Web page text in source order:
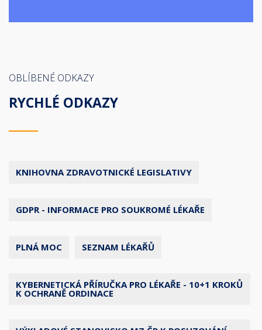
OBLÍBENÉ ODKAZY
RYCHLÉ ODKAZY
KNIHOVNA ZDRAVOTNICKÉ LEGISLATIVY
GDPR - INFORMACE PRO SOUKROMÉ LÉKAŘE
PLNÁ MOC SEZNAM LÉKAŘŮ
KYBERNETICKÁ PŘÍRUČKA PRO LÉKAŘE - 10+1 KROKŮ
K OCHRANĚ ORDINACE